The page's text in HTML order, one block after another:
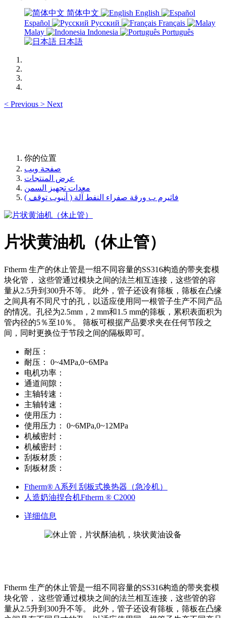
简体中文
English
Español
Русский
Français
Malay
Indonesia
Português
日本語
< Previous > Next
你的位置
صفحة ويب
عرض المنتجات
معدات تجهيز السمن
فاثيرم ب ورقة صفراء النفط آلة ( أنبوب توقف )
片状黄油机（休止管）
Ftherm 生产的休止管是一组不同容量的SS316构造的带夹套模
块化管， 这些管通过模块之间的法兰相互连接，这些管的容
量从2.5升到300升不等。 此外，管子还设有筛板，筛板在凸缘
之间具有不同尺寸的孔，以适应使用同一根管子生产不同产品
的情况。孔径为2.5mm，2 mm和1.5 mm的筛板，累积表面积为
管内径的5％至10％。 筛板可根据产品要求夹在任何节段之
间，同时更换位于节段之间的隔板即可。
耐压：
耐压：
0~4MPa,0~6MPa
电机功率：
通道间隙：
主轴转速：
主轴转速：
使用压力：
使用压力：
0~6MPa,0~12MPa
机械密封：
机械密封：
刮板材质：
刮板材质：
Ftherm® A系列 刮板式换热器（急冷机）
人造奶油捏合机Ftherm ® C2000
详细信息
Ftherm 生产的休止管是一组不同容量的SS316构造的带夹套模
块化管， 这些管通过模块之间的法兰相互连接，这些管的容
量从2.5升到300升不等。 此外，管子还设有筛板，筛板在凸缘